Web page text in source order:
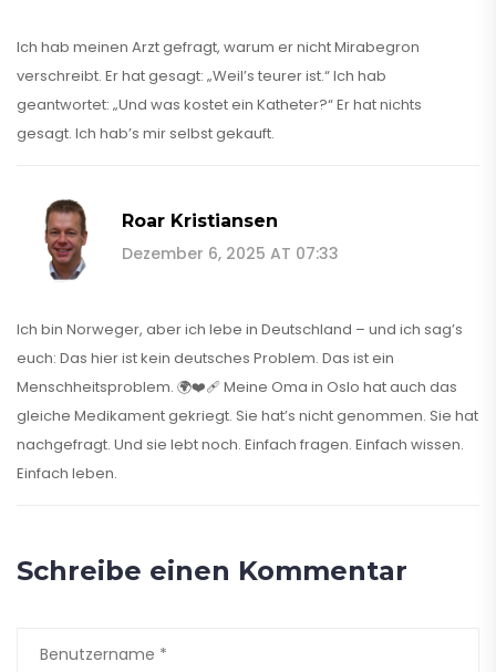
Ich hab meinen Arzt gefragt, warum er nicht Mirabegron
verschreibt. Er hat gesagt: „Weil’s teurer ist.“ Ich hab
geantwortet: „Und was kostet ein Katheter?“ Er hat nichts
gesagt. Ich hab’s mir selbst gekauft.
Roar Kristiansen
Dezember 6, 2025 AT 07:33
Ich bin Norweger, aber ich lebe in Deutschland – und ich sag’s
euch: Das hier ist kein deutsches Problem. Das ist ein
Menschheitsproblem. 🌍❤️‍🩹 Meine Oma in Oslo hat auch das
gleiche Medikament gekriegt. Sie hat’s nicht genommen. Sie hat
nachgefragt. Und sie lebt noch. Einfach fragen. Einfach wissen.
Einfach leben.
Schreibe einen Kommentar